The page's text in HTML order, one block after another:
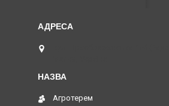
Агротерем